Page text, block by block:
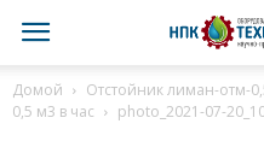
Домой
Отстойник лиман-отм-
0,5 м3 в час
photo_2021-07-